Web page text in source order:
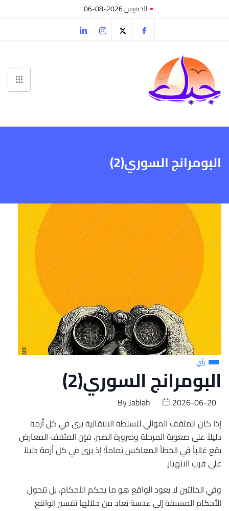
الخميس 2026-08-06
البومرانج السوري(2)
رأي
البومرانج السوري(2)
ByJablah
2026-06-20
إذا كان المثقف الموالي للسلطة الانتقالية يرى في كل أزمة
دليلاً على صعوبة المرحلة وضرورة الصبر، فإن المثقف المعارض
يقع غالباً في الخطأ المعاكس تماماً؛ إذ يرى في كل أزمة دليلاً
على قرب الانهيار.
وفي الحالتين لا يعود الواقع هو ما يحكم الأحكام، بل تتحول
الأحكام المسبقة إلى عدسة يُعاد من خلالها تفسير الواقع.